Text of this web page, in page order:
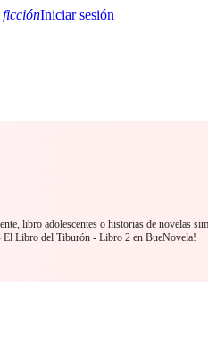
ficciónIniciar sesión
libro adolescentes o historias de novelas
El Libro del Tiburón - Libro 2 en BueNovela!